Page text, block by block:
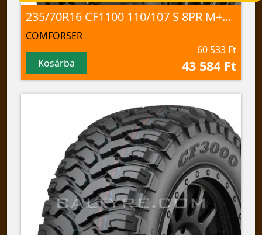
235/70R16 CF1100 110/107 S 8PR M+S; 3PMSF
COMFORSER
Kosárba
60 533 Ft
43 584 Ft